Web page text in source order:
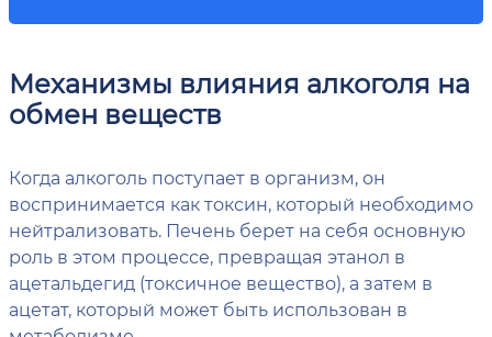
Механизмы влияния алкоголя на
обмен веществ
Когда алкоголь поступает в организм, он
воспринимается как токсин, который необходимо
нейтрализовать. Печень берет на себя основную
роль в этом процессе, превращая этанол в
ацетальдегид (токсичное вещество), а затем в
ацетат, который может быть использован в